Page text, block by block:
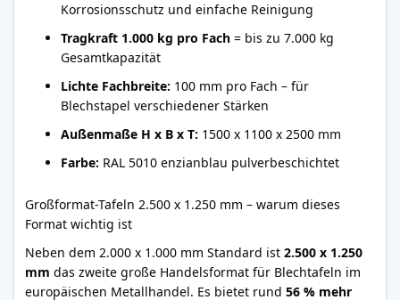
Korrosionsschutz und einfache Reinigung
Tragkraft 1.000 kg pro Fach = bis zu 7.000 kg
Gesamtkapazität
Lichte Fachbreite: 100 mm pro Fach – für
Blechstapel verschiedener Stärken
Außenmaße H x B x T: 1500 x 1100 x 2500 mm
Farbe: RAL 5010 enzianblau pulverbeschichtet
Großformat-Tafeln 2.500 x 1.250 mm – warum dieses
Format wichtig ist
Neben dem 2.000 x 1.000 mm Standard ist 2.500 x 1.250
mm das zweite große Handelsformat für Blechtafeln im
europäischen Metallhandel. Es bietet rund 56 % mehr